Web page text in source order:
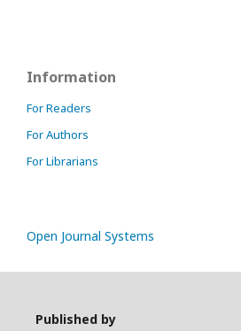
Information
For Readers
For Authors
For Librarians
Open Journal Systems
Published by